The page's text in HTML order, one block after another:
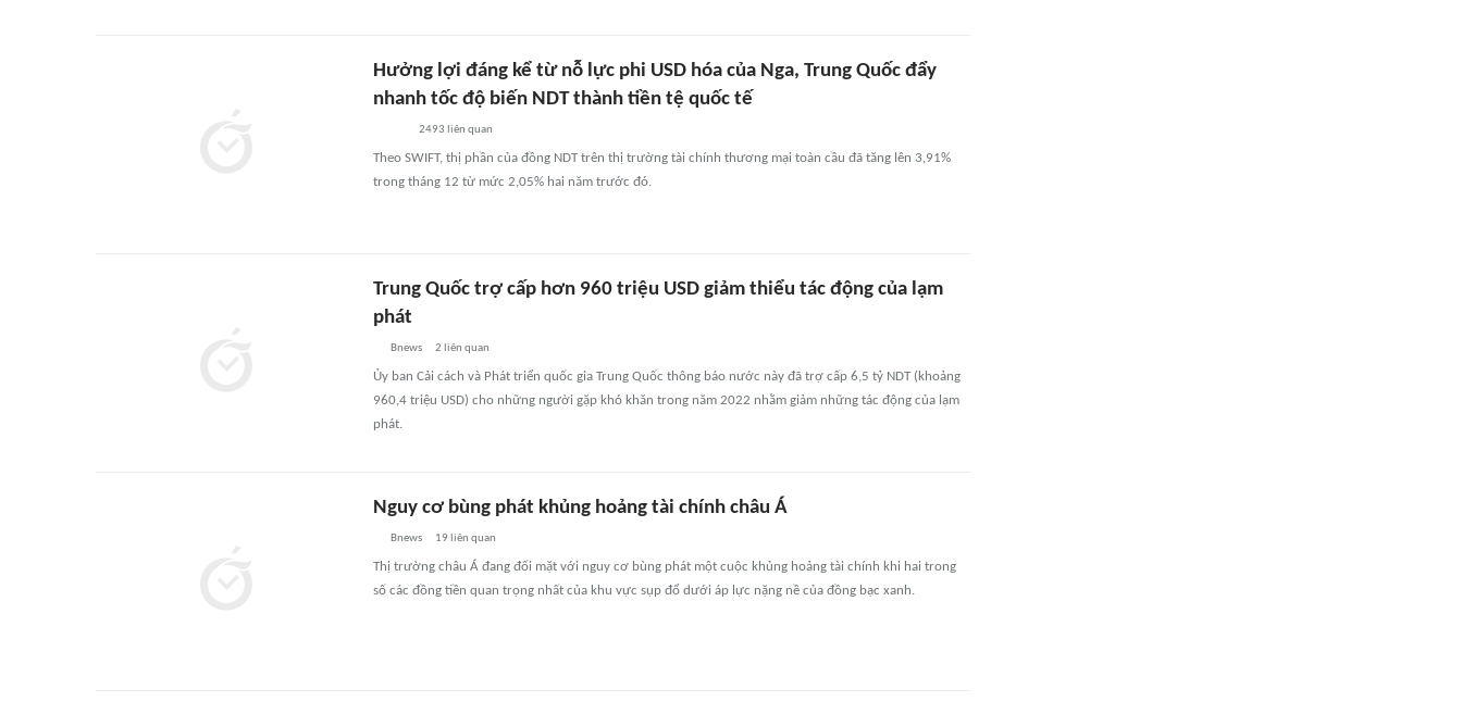
Hưởng lợi đáng kể từ nỗ lực phi USD hóa của Nga, Trung Quốc đẩy
nhanh tốc độ biến NDT thành tiền tệ quốc tế
2493 liên quan
Theo SWIFT, thị phần của đồng NDT trên thị trường tài chính thương mại toàn cầu đã tăng lên 3,91%
trong tháng 12 từ mức 2,05% hai năm trước đó.
Trung Quốc trợ cấp hơn 960 triệu USD giảm thiểu tác động của lạm
phát
Bnews 2 liên quan
Ủy ban Cải cách và Phát triển quốc gia Trung Quốc thông báo nước này đã trợ cấp 6,5 tỷ NDT (khoảng
960,4 triệu USD) cho những người gặp khó khăn trong năm 2022 nhằm giảm những tác động của lạm
phát.
Nguy cơ bùng phát khủng hoảng tài chính châu Á
Bnews 19 liên quan
Thị trường châu Á đang đối mặt với nguy cơ bùng phát một cuộc khủng hoảng tài chính khi hai trong
số các đồng tiền quan trọng nhất của khu vực sụp đổ dưới áp lực nặng nề của đồng bạc xanh.